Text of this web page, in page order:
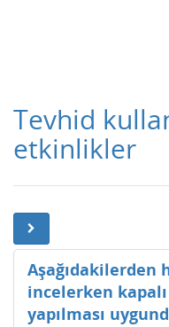
Tevhid
etkinlikler
Aşağıdakilerden
incelerken
yapılması